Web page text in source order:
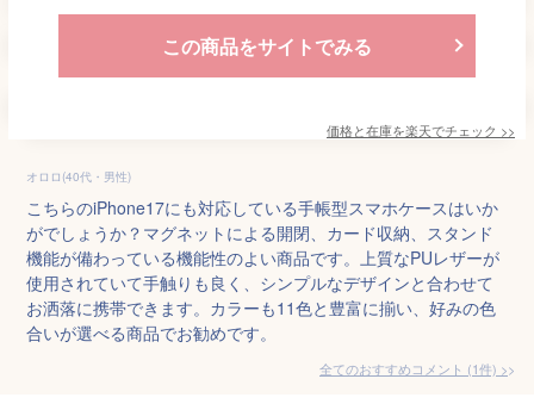
この商品をサイトでみる
価格と在庫を楽天でチェック >>
オロロ(40代・男性)
こちらのiPhone17にも対応している手帳型スマホケースはいか
がでしょうか？マグネットによる開閉、カード収納、スタンド
機能が備わっている機能性のよい商品です。上質なPUレザーが
使用されていて手触りも良く、シンプルなデザインと合わせて
お洒落に携帯できます。カラーも11色と豊富に揃い、好みの色
合いが選べる商品でお勧めです。
全てのおすすめコメント (1件) >